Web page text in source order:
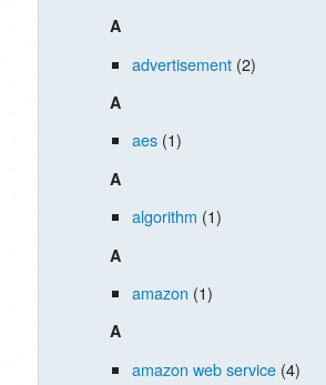
A
advertisement (2)
A
aes (1)
A
algorithm (1)
A
amazon (1)
A
amazon web service (4)